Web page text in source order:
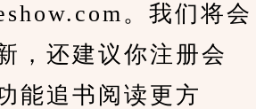
。我们将会
，还建议你注册会
能追书阅读更方